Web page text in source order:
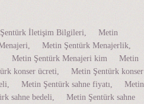
İletişim Bilgileri, Metin
Metin Şentürk Menajerlik,
Metin Şentürk Menajeri kim Metin
konser ücreti, Metin Şentürk konser
Metin Şentürk sahne fiyatı, Metin
sahne bedeli, Metin Şentürk sahne